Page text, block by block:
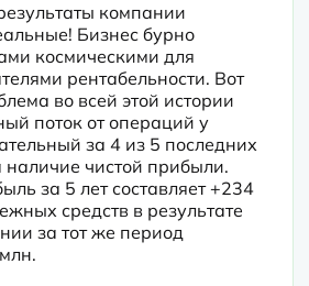
компании
Бизнес бурно
космическими для
рентабельности. Вот
во всей этой истории
поток от операций у
за 4 из 5 последних
наличие чистой прибыли.
за 5 лет составляет +234
средств в результате
за тот же период